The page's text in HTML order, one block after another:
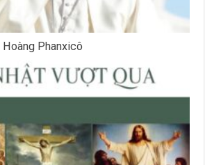
Phanxicô